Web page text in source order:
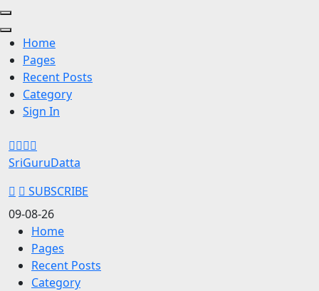
Home
Pages
Recent Posts
Category
Sign In
Skip
to
content
(Press
Enter)
SriGuruDatta
SUBSCRIBE
09-08-26
Home
Pages
Recent Posts
Category